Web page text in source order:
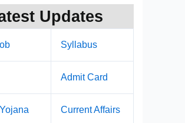
Updates
Syllabus
Admit Card
Current Affairs